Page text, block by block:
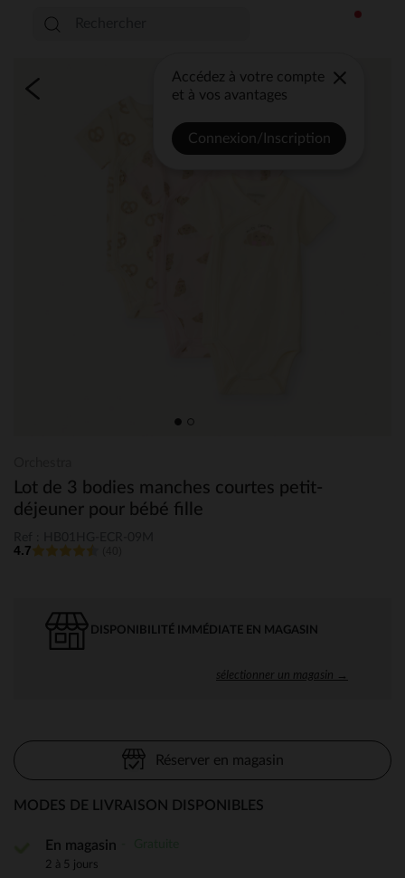
Accédez à votre compte
et à vos avantages
Connexion/Inscription
Lot de 3 bodies manches courtes petit-
déjeuner pour bébé fille
4.7
DISPONIBILITÉ IMMÉDIATE EN MAGASIN
sélectionner un magasin →
Réserver en magasin
MODES DE LIVRAISON DISPONIBLES
En magasin
2 à 5 jours